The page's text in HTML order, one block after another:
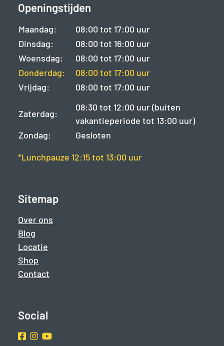
Openingstijden
Maandag:
08:00 tot 17:00 uur
Dinsdag:
08:00 tot 16:00 uur
Woensdag:
08:00 tot 17:00 uur
Donderdag:
08:00 tot 17:00 uur
Vrijdag:
08:00 tot 17:00 uur
Zaterdag:
08:30 tot 12:00 uur (buiten
vakantieperiode tot 13:00 uur)
Zondag:
Gesloten
*Lunchpauze 12:15 tot 13:00 uur
Sitemap
Over ons
Blog
Locatie
Shop
Contact
Social
Facebook
Instragram
Youtube